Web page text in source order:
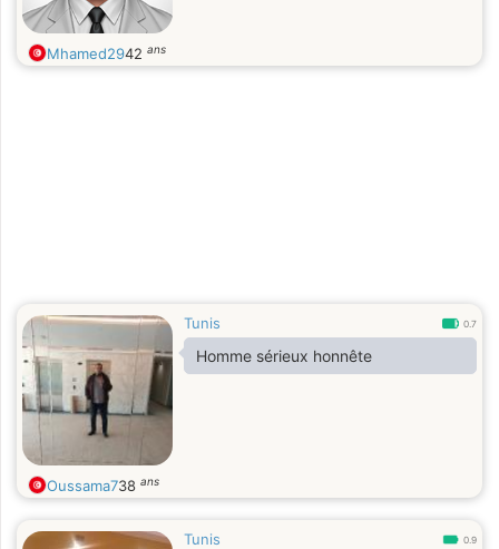
Mhamed2942 ans
Tunis 0.7
Homme sérieux honnête
Oussama738 ans
Tunis 0.9